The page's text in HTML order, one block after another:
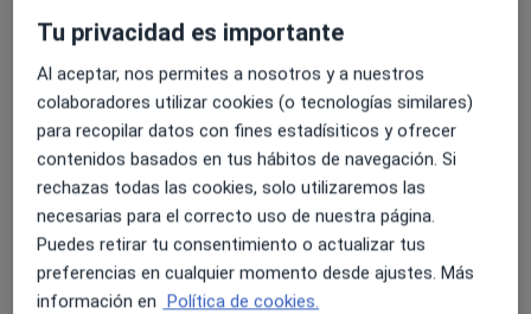
Dr. Angel Rodriguez Mata Vargas
Ginecólogo · Ver más
804 opiniones
Pionero en Ecografia 5d
PREVENCION ante todo
Más de 25 años de experiencia
Tu privacidad es importante
Al aceptar, nos permites a nosotros y a nuestros
colaboradores utilizar cookies (o tecnologías similares)
para recopilar datos con fines estadísiticos y ofrecer
contenidos basados en tus hábitos de navegación. Si
rechazas todas las cookies, solo utilizaremos las
necesarias para el correcto uso de nuestra página.
Puedes retirar tu consentimiento o actualizar tus
preferencias en cualquier momento desde ajustes. Más
información en Política de cookies.